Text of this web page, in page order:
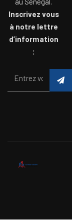
Inscrivez vous
à notre lettre
d’information
: